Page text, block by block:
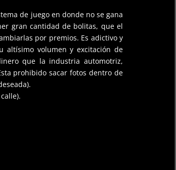
de juego en donde no se gana
gran cantidad de bolitas, que el
por premios. Es adictivo y
altísimo volumen y excitación de
que la industria automotriz,
prohibido sacar fotos dentro de